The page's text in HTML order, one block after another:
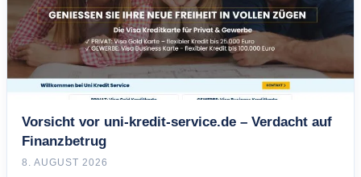
Vorsicht vor uni-kredit-service.de – Verdacht auf
Finanzbetrug
8. AUGUST 2026